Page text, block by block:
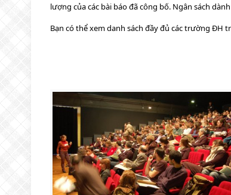
lượng của các bài báo đã công bố. Ngân sách
Bạn có thể xem danh sách đầy đủ các trường ĐH